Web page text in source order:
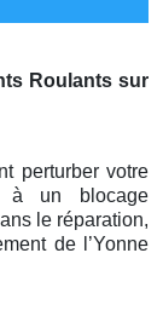
Roulants sur
perturber votre
à un blocage
le réparation,
de l’Yonne